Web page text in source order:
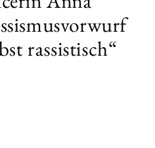
rassistisch“